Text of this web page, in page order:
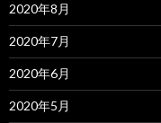
2020年8月
2020年7月
2020年6月
2020年5月